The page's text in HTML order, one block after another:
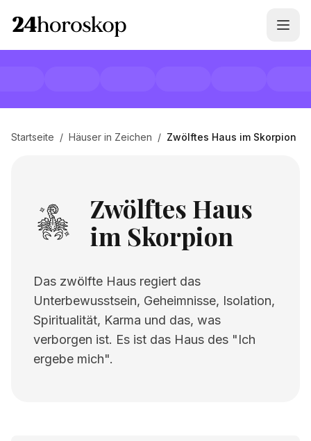
Startseite / Häuser in Zeichen / Zwölftes Haus im Skorpion
Zwölftes Haus
im Skorpion
Das zwölfte Haus regiert das
Unterbewusstsein, Geheimnisse, Isolation,
Spiritualität, Karma und das, was
verborgen ist. Es ist das Haus des "Ich
ergebe mich".